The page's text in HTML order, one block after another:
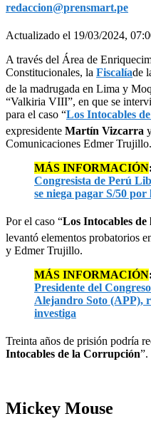
redaccion@prensmart.pe
Actualizado el 19/03/2024,
A través del Área de
Constitucionales, la Fiscalíade
de la madrugada en Lima y
“Valkiria VIII”, en que se
para el caso “Los Intocables
expresidente Martín Vizcarra
Comunicaciones Edmer Trujillo.
MÁS INFORMACIÓN:
Congresista de Perú
se niega pagar S/50
Por el caso “Los Intocables
levantó elementos probatorios
y Edmer Trujillo.
MÁS INFORMACIÓN:
Presidente del
Alejandro Soto (APP),
investiga
Treinta años de prisión podría
Intocables de la Corrupción”.
Mickey Mouse